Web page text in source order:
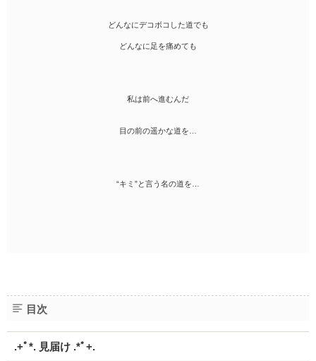
どんなにデコボコした道でも
どんなに足を痛めても
私は前へ進むんだ
目の前の遥かな道を…
“キミ”と言う名の道を…
目次
.+ﾟ*. 見届け .*ﾟ+.